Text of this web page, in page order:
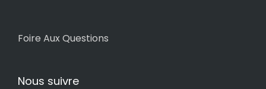
Foire Aux Questions
Nous suivre